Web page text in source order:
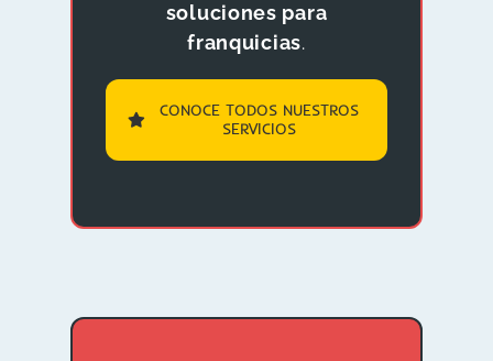
soluciones para
franquicias.
CONOCE TODOS NUESTROS
SERVICIOS